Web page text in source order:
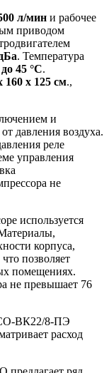
л/мин и рабочее
приводом
. Температура
до 45 °С.
160 х 125 см.,
и
давления воздуха.
реле
управления
не
используется
корпуса,
позволяет
помещениях.
не превышает 76
ВК22/8-ПЭ
расход